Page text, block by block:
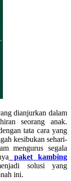
dianjurkan dalam
seorang anak.
tata cara yang
kesibukan sehari-
mengurus segala
paket kambing
solusi yang
ini.